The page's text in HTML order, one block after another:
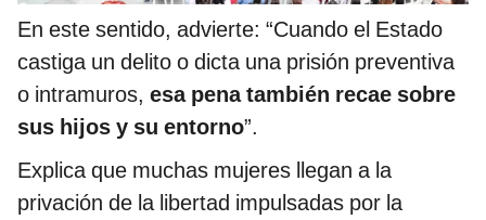
En este sentido, advierte: “Cuando el Estado
castiga un delito o dicta una prisión preventiva
o intramuros, esa pena también recae sobre
sus hijos y su entorno”.
Explica que muchas mujeres llegan a la
privación de la libertad impulsadas por la